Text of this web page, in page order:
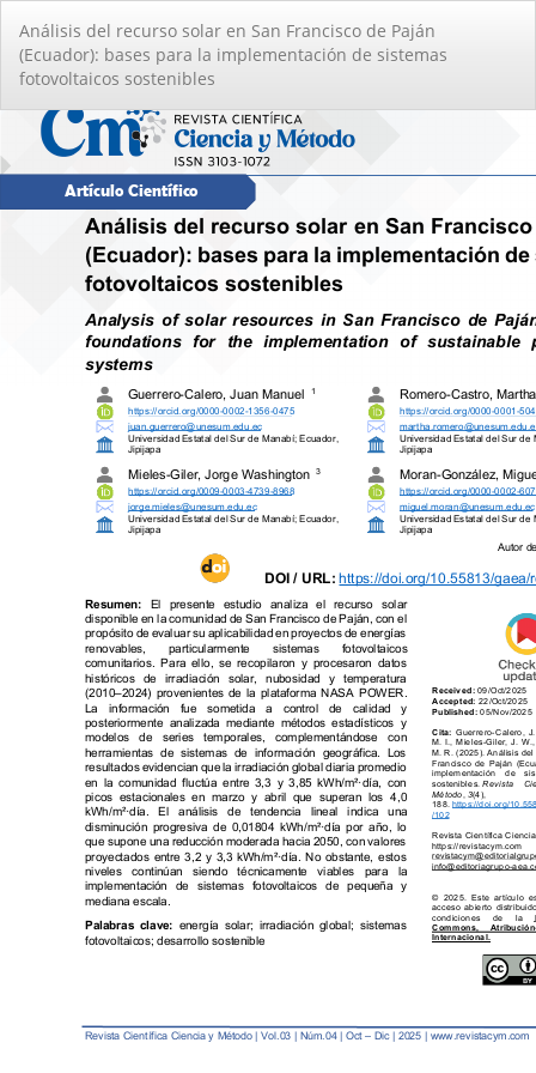
los
detalles
del
artículo
Análisis del recurso solar en San Francisco de Paján
(Ecuador): bases para la implementación de sistemas
fotovoltaicos sostenibles